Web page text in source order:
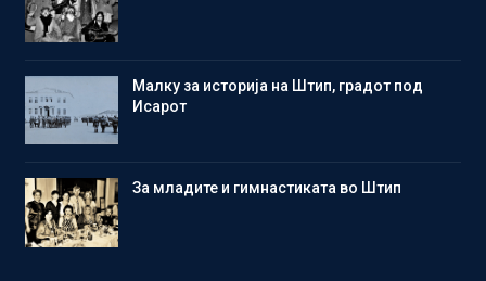
Малку за историја на Штип, градот под
Исарот
Зa младите и гимнастиката во Штип